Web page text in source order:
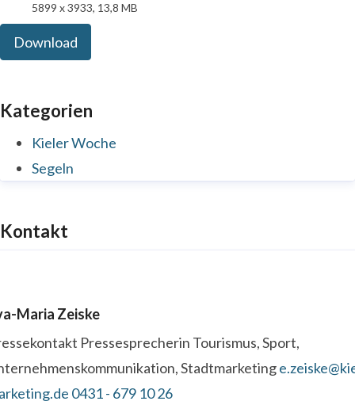
5899 x 3933, 13,8 MB
Download
Kategorien
Kieler Woche
Segeln
Kontakt
Maria Zeiske
Pressesprecherin Tourismus, Sport,
Stadtmarketing
0431 - 679 10 26